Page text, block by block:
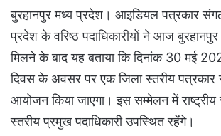
बुरहानपुर मध्य प्रदेश। आइडियल पत्रकार
प्रदेश के वरिष्ठ पदाधिकारीयों ने आज बुरहानपुर
मिलने के बाद यह बताया कि दिनांक 30 मई
दिवस के अवसर पर एक जिला स्तरीय पत्रकार
आयोजन किया जाएगा। इस सम्मेलन में
स्तरीय प्रमुख पदाधिकारी उपस्थित रहेंगे।